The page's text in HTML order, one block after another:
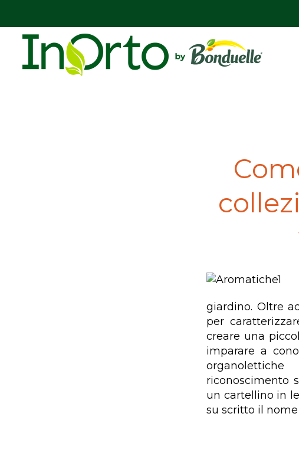
giardino. Oltre
per
creare una
imparare a
riconoscimento
un cartellino in
su scritto il